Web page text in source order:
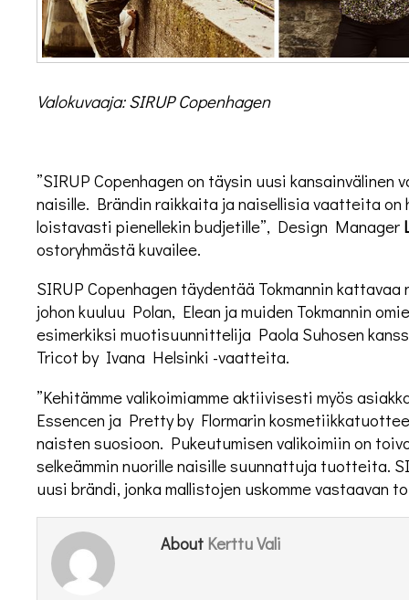
Valokuvaaja:SIRUP Copenhagen
”SIRUP Copenhagen on täysin uusi
naisille. Brändin raikkaita ja naisellisia vaatteita on
loistavasti pienellekin budjetille”, Design Manager
ostoryhmästä kuvailee.
SIRUP Copenhagen täydentää Tokmannin
johon kuuluu Polan, Elean ja muiden Tokmannin
esimerkiksi muotisuunnittelija Paola Suhosen
Tricot by Ivana Helsinki -vaatteita.
”Kehitämme valikoimiamme aktiivisesti myös
Essencen ja Pretty by Flormarin
naisten suosioon. Pukeutumisen valikoimiin on
selkeämmin nuorille naisille suunnattuja tuotteita.
uusi brändi, jonka mallistojen uskomme vastaavan
About Kerttu Vali